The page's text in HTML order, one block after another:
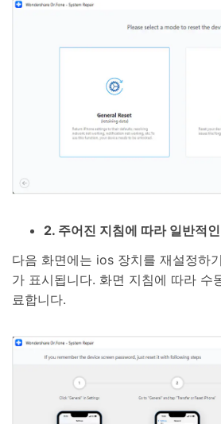
2. 주어진 지침에 따라 일반적
다음 화면에는 ios 장치를 재설정하
가 표시됩니다. 화면 지침에 따라 수
료합니다.